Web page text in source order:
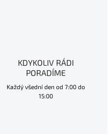
KDYKOLIV RÁDI
PORADÍME
Každý všední den od 7:00 do
15:00